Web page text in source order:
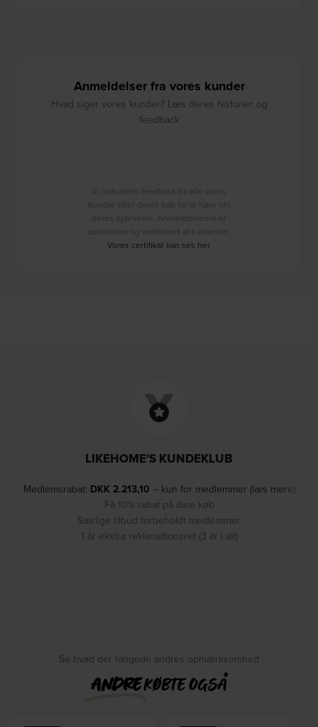
Anmeldelser fra vores kunder
Hvad siger vores kunder? Læs deres historier og
feedback
Vi indsamler feedback fra alle vores
kunder efter deres køb for at høre om
deres oplevelse. Anmeldelserne er
autentiske og verificeret af e-mærket.
Vores certifikat kan ses her.
LIKEHOME'S KUNDEKLUB
Medlemsrabat: DKK2.213,10 – kun for medlemmer (læs mere)
Få 10% rabat på dine køb
Særlige tilbud forbeholdt medlemmer
1 år ekstra reklamationsret (3 år i alt)
Se hvad der fangede andres opmærksomhed
ANDREKØBTE OGSÅ